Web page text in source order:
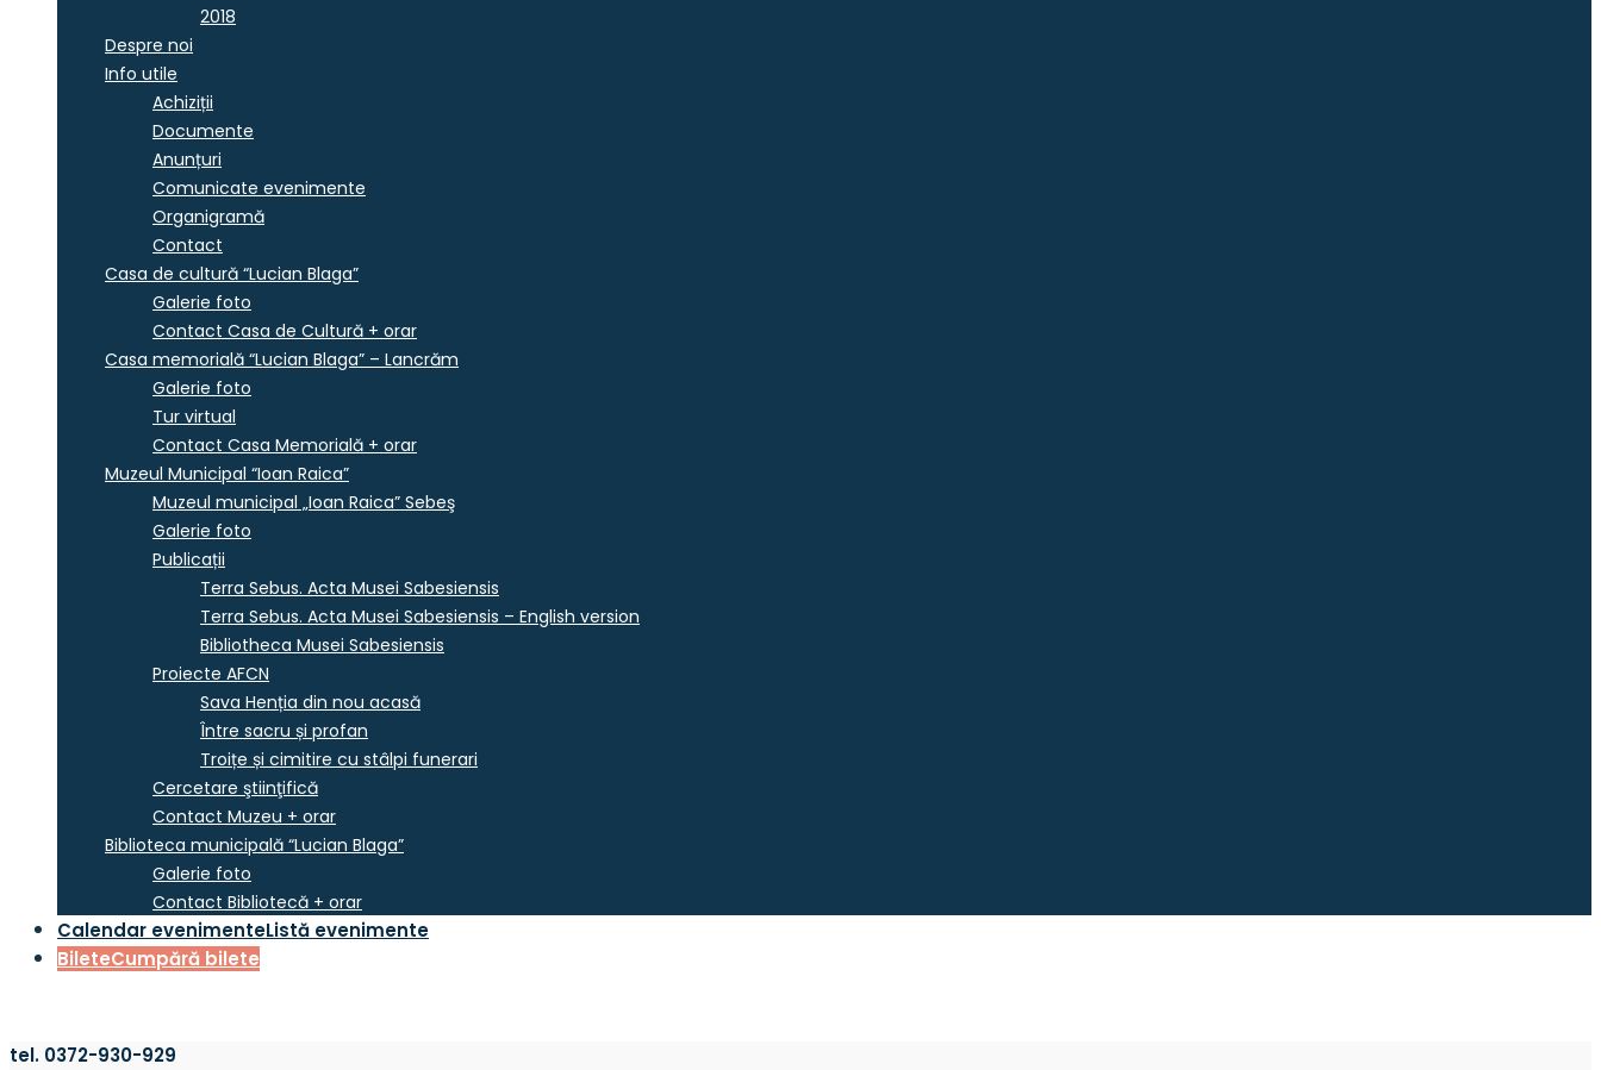
2018
Despre noi
Info utile
Achiziții
Documente
Anunțuri
Comunicate evenimente
Organigramă
Contact
Casa de cultură “Lucian Blaga”
Galerie foto
Contact Casa de Cultură + orar
Casa memorială “Lucian Blaga” – Lancrăm
Galerie foto
Tur virtual
Contact Casa Memorială + orar
Muzeul Municipal “Ioan Raica”
Muzeul municipal „Ioan Raica” Sebeş
Galerie foto
Publicații
Terra Sebus. Acta Musei Sabesiensis
Terra Sebus. Acta Musei Sabesiensis – English version
Bibliotheca Musei Sabesiensis
Proiecte AFCN
Sava Henția din nou acasă
Între sacru și profan
Troițe și cimitire cu stâlpi funerari
Cercetare ştiinţifică
Contact Muzeu + orar
Biblioteca municipală “Lucian Blaga”
Galerie foto
Contact Bibliotecă + orar
Calendar evenimenteListă evenimente
BileteCumpără bilete
tel. 0372-930-929